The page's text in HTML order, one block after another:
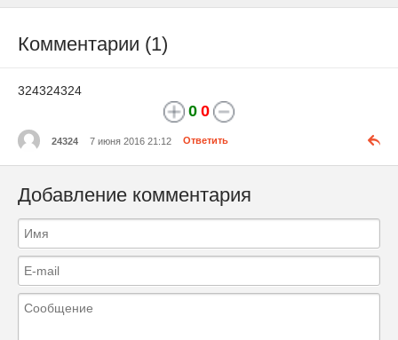
Комментарии (1)
324324324
0 0
24324 7 июня 2016 21:12 Ответить
Добавление комментария